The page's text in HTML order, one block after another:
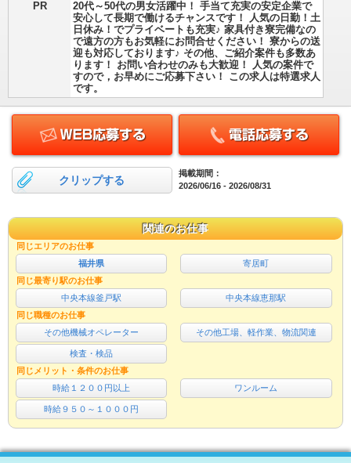
PR
20代～50代の男女活躍中！ 手当て充実の安定企業で
安心して長期で働けるチャンスです！ 人気の日勤！土
日休み！でプライベートも充実♪ 家具付き寮完備なの
で遠方の方もお気軽にお問合せください！ 寮からの送
迎も対応しております♪ その他、ご紹介案件も多数あ
ります！ お問い合わせのみも大歓迎！ 人気の案件で
すので，お早めにご応募下さい！ この求人は特選求人
です。
クリップする
掲載期間：
2026/06/16 - 2026/08/31
関連のお仕事
同じエリアのお仕事
福井県
寄居町
同じ最寄り駅のお仕事
中央本線釜戸駅
中央本線恵那駅
同じ職種のお仕事
その他機械オペレーター
その他工場、軽作業、物流関連
検査・検品
同じメリット・条件のお仕事
時給１２００円以上
ワンルーム
時給９５０～１０００円